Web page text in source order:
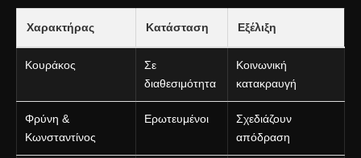
Χαρακτήρας Κατάσταση Εξέλιξη
Κουράκος
Σε
διαθεσιμότητα
Κοινωνική
κατακραυγή
Φρύνη &
Κωνσταντίνος
Ερωτευμένοι
Σχεδιάζουν
απόδραση